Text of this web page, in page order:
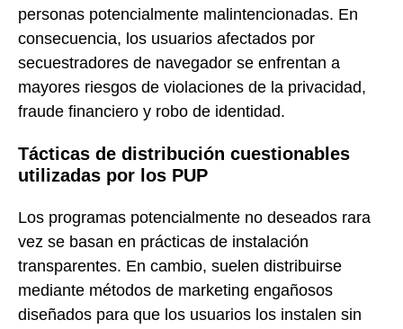
personas potencialmente malintencionadas. En
consecuencia, los usuarios afectados por
secuestradores de navegador se enfrentan a
mayores riesgos de violaciones de la privacidad,
fraude financiero y robo de identidad.
Tácticas de distribución cuestionables
utilizadas por los PUP
Los programas potencialmente no deseados rara
vez se basan en prácticas de instalación
transparentes. En cambio, suelen distribuirse
mediante métodos de marketing engañosos
diseñados para que los usuarios los instalen sin